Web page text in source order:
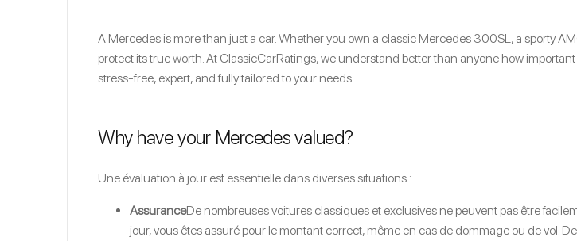
A Mercedes is more than just a car. Whether you own a classic Mercedes 300SL, a sporty
protect its true worth. At ClassicCarRatings, we understand better than anyone how
stress-free, expert, and fully tailored to your needs.
Why have your Mercedes valued?
Une évaluation à jour est essentielle dans diverses situations :
AssuranceDe nombreuses voitures classiques et exclusives ne peuvent pas être
jour, vous êtes assuré pour le montant correct, même en cas de dommage ou de vol.